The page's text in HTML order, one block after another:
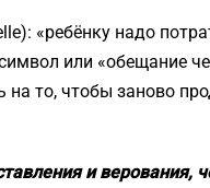
«ребёнку надо
или «обещание
то, чтобы заново
и верования,